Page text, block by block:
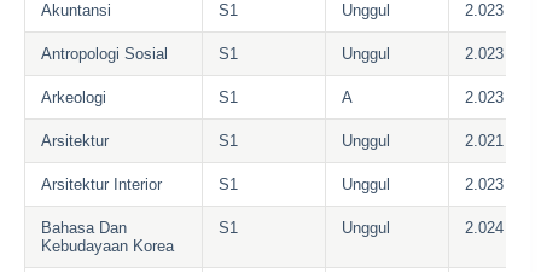
Akuntansi S1 Unggul 2.023
Antropologi Sosial S1 Unggul 2.023
Arkeologi S1 A 2.023
Arsitektur S1 Unggul 2.021
Arsitektur Interior S1 Unggul 2.023
Bahasa Dan
Kebudayaan Korea
S1 Unggul 2.024